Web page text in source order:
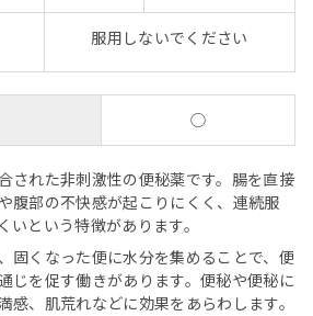
服用しないでください
◯
された非刺激性の便秘薬です。腸を直接
腹部の不快感が起こりにくく、連続服
という特徴があります。
固くなった便に水分を集めることで、便
じを促す働きがあります。便秘や便秘に
感、肌荒れなどに効果をあらわします。